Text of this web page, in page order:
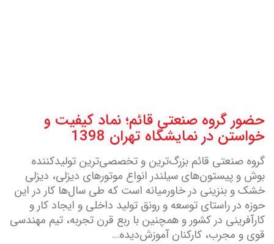
حضور گروه صنعتی قائم؛ نماد کیفیت و
خواستن در نمایشگاه تهران 1398
گروه صنعتی قائم بزرگ‌ترین و تخصصی‌ترین تولیدکننده
بوش و پیستون‌های سیلندر انواع موتورهای دیزلی، دیزلی
خشک و بنزینی در خاورمیانه است که طی سال‌ها کار در این
حوزه در راستای توسعه و رونق تولید داخلی و ایجاد کار و
کارآفرینی در کشور و همچنین با ربع قرن تجربه، تیم مهندسی
قوی و مجرب، کارکنان آموزش‌دیده…